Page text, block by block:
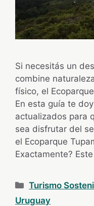
Si necesitás un
combine
físico, el
En esta guía te
actualizados para
sea disfrutar del
el Ecoparque
Exactamente?
Categorías
Turismo
Uruguay